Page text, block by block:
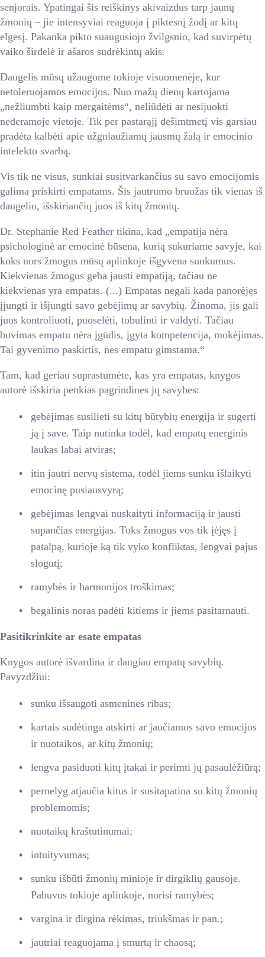
senjorais. Ypatingai šis reiškinys akivaizdus tarp jaunų
žmonių – jie intensyviai reaguoja į piktesnį žodį ar kitų
elgesį. Pakanka pikto suaugusiojo žvilgsnio, kad suvirpėtų
vaiko širdelė ir ašaros sudrėkintų akis.
Daugelis mūsų užaugome tokioje visuomenėje, kur
netoleruojamos emocijos. Nuo mažų dienų kartojama
„nežliumbti kaip mergaitėms“, neliūdėti ar nesijuokti
nederamoje vietoje. Tik per pastarąjį dešimtmetį vis garsiau
pradėta kalbėti apie užgniaužiamų jausmų žalą ir emocinio
intelekto svarbą.
Vis tik ne visus, sunkiai susitvarkančius su savo emocijomis
galima priskirti empatams. Šis jautrumo bruožas tik vienas iš
daugelio, išskiriančių juos iš kitų žmonių.
Dr. Stephanie Red Feather tikina, kad „empatija nėra
psichologinė ar emocinė būsena, kurią sukuriame savyje, kai
koks nors žmogus mūsų aplinkoje išgyvena sunkumus.
Kiekvienas žmogus geba jausti empatiją, tačiau ne
kiekvienas yra empatas. (...) Empatas negali kada panorėjęs
įjungti ir išjungti savo gebėjimų ar savybių. Žinoma, jis gali
juos kontroliuoti, puoselėti, tobulinti ir valdyti. Tačiau
buvimas empatu nėra įgūdis, įgyta kompetencija, mokėjimas.
Tai gyvenimo paskirtis, nes empatu gimstama.“
Tam, kad geriau suprastumėte, kas yra empatas, knygos
autorė išskiria penkias pagrindines jų savybes:
gebėjimas susilieti su kitų būtybių energija ir sugerti
ją į save. Taip nutinka todėl, kad empatų energinis
laukas labai atviras;
itin jautri nervų sistema, todėl jiems sunku išlaikyti
emocinę pusiausvyrą;
gebėjimas lengvai nuskaityti informaciją ir jausti
supančias energijas. Toks žmogus vos tik įėjęs į
patalpą, kurioje ką tik vyko konfliktas, lengvai pajus
slogutį;
ramybės ir harmonijos troškimas;
begalinis noras padėti kitiems ir jiems pasitarnauti.
Pasitikrinkite ar esate empatas
Knygos autorė išvardina ir daugiau empatų savybių.
Pavyzdžiui:
sunku išsaugoti asmenines ribas;
kartais sudėtinga atskirti ar jaučiamos savo emocijos
ir nuotaikos, ar kitų žmonių;
lengva pasiduoti kitų įtakai ir perimti jų pasaulėžiūrą;
pernelyg atjaučia kitus ir susitapatina su kitų žmonių
problemomis;
nuotaikų kraštutinumai;
intuityvumas;
sunku išbūti žmonių minioje ir dirgiklių gausoje.
Pabuvus tokioje aplinkoje, norisi ramybės;
vargina ir dirgina rėkimas, triukšmas ir pan.;
jautriai reaguojama į smurtą ir chaosą;